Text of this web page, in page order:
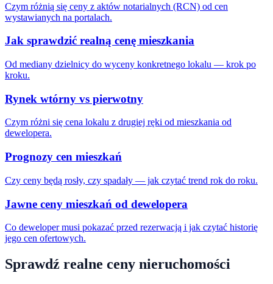
Czym różnią się ceny z aktów notarialnych (RCN) od cen
wystawianych na portalach.
Jak sprawdzić realną cenę mieszkania
Od mediany dzielnicy do wyceny konkretnego lokalu — krok po
kroku.
Rynek wtórny vs pierwotny
Czym różni się cena lokalu z drugiej ręki od mieszkania od
dewelopera.
Prognozy cen mieszkań
Czy ceny będą rosły, czy spadały — jak czytać trend rok do roku.
Jawne ceny mieszkań od dewelopera
Co deweloper musi pokazać przed rezerwacją i jak czytać historię
jego cen ofertowych.
Sprawdź realne ceny nieruchomości